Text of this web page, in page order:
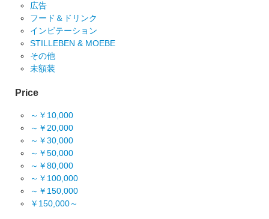
広告
フード＆ドリンク
インビテーション
STILLEBEN & MOEBE
その他
未額装
Price
～￥10,000
～￥20,000
～￥30,000
～￥50,000
～￥80,000
～￥100,000
～￥150,000
￥150,000～